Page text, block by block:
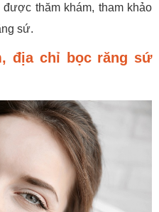
thăm khám, tham khảo
sứ.
địa chỉ bọc răng sứ